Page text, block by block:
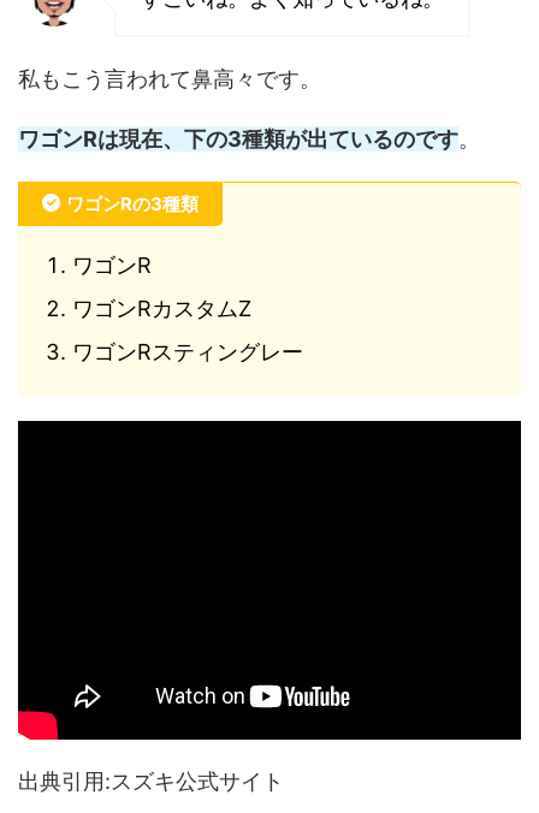
私もこう言われて鼻高々です。
ワゴンRは現在、下の3種類が出ているのです。
ワゴンRの3種類
ワゴンR
ワゴンRカスタムZ
ワゴンRスティングレー
出典引用:スズキ公式サイト